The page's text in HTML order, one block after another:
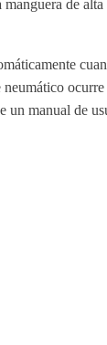
de
ocurre
un manual de